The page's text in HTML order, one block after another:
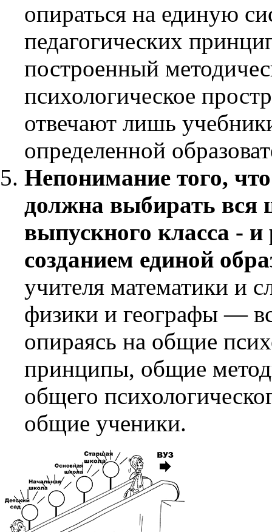
опираться на единую
педагогических
построенный
психологическое
отвечают лишь
определенной
Непонимание того,
должна выбирать вся
выпускного класса - и
созданием единой
учителя математики и
физики и географы —
опираясь на общие
принципы, общие
общего
общие ученики.